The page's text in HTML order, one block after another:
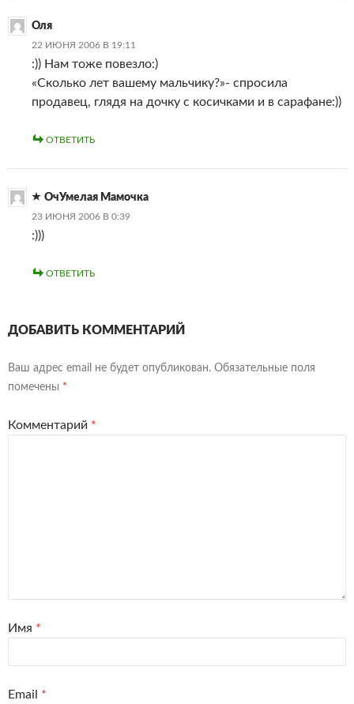
Оля
22 ИЮНЯ 2006 В 19:11
:)) Нам тоже повезло:)
«Сколько лет вашему мальчику?»- спросила
продавец, глядя на дочку с косичками и в сарафане:))
ОТВЕТИТЬ
ОчУмелая Мамочка
23 ИЮНЯ 2006 В 0:39
:)))
ОТВЕТИТЬ
ДОБАВИТЬ КОММЕНТАРИЙ
Ваш адрес email не будет опубликован. Обязательные поля
помечены *
Комментарий *
Имя *
Email *